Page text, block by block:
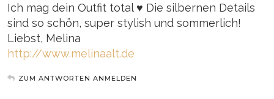
Ich mag dein Outfit total ♥ Die silbernen Details
sind so schön, super stylish und sommerlich!
Liebst, Melina
http://www.melinaalt.de
ZUM ANTWORTEN ANMELDEN